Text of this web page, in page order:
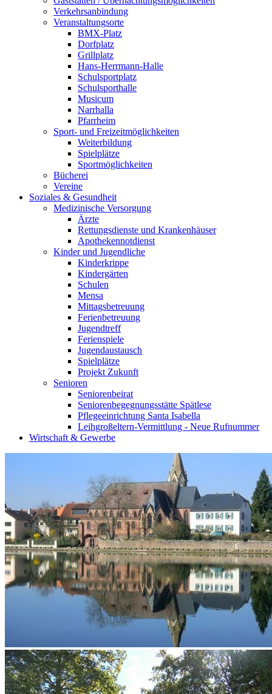
Verkehrsanbindung
Veranstaltungsorte
BMX-Platz
Dorfplatz
Grillplatz
Hans-Herrmann-Halle
Schulsportplatz
Schulsporthalle
Musicum
Narrhalla
Pfarrheim
Sport- und Freizeitmöglichkeiten
Weiterbildung
Spielplätze
Sportmöglichkeiten
Bücherei
Vereine
Soziales & Gesundheit
Medizinische Versorgung
Ärzte
Rettungsdienste und Krankenhäuser
Apothekennotdienst
Kinder und Jugendliche
Kinderkrippe
Kindergärten
Schulen
Mensa
Mittagsbetreuung
Ferienbetreuung
Jugendtreff
Ferienspiele
Jugendaustausch
Spielplätze
Projekt Zukunft
Senioren
Seniorenbeirat
Seniorenbegegnungsstätte Spätlese
Pflegeeinrichtung Santa Isabella
Leihgroßeltern-Vermittlung - Neue Rufnummer
Wirtschaft & Gewerbe